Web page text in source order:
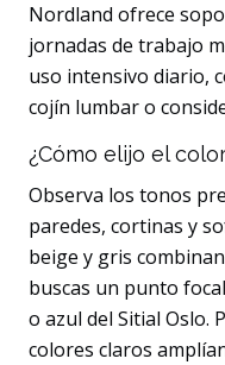
Nordland ofrece
jornadas de trabajo
uso intensivo diario,
cojín lumbar o
¿Cómo elijo el
Observa los tonos
paredes, cortinas y
beige y gris
buscas un punto
o azul del Sitial Oslo.
colores claros